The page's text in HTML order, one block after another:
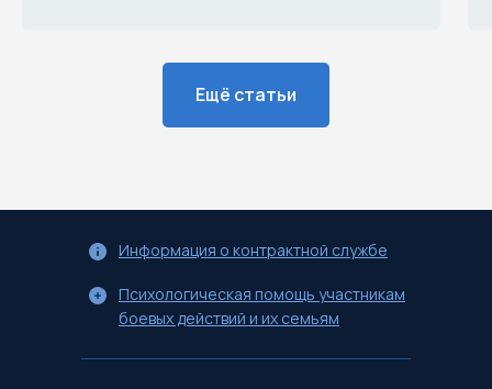
Ещё статьи
Информация о контрактной службе
Психологическая помощь участникам
боевых действий и их семьям